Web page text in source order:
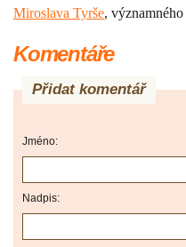
Miroslava Tyrše,
Komentáře
Přidat komentář
Jméno:
Nadpis: